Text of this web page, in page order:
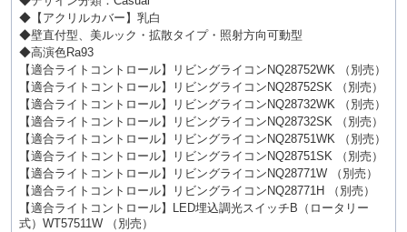
◆【アクリルカバー】乳白
◆壁直付型、美ルック・拡散タイプ・照射方向可動型
◆高演色Ra93
【適合ライトコントロール】リビングライコンNQ28752WK （別売）
【適合ライトコントロール】リビングライコンNQ28752SK （別売）
【適合ライトコントロール】リビングライコンNQ28732WK （別売）
【適合ライトコントロール】リビングライコンNQ28732SK （別売）
【適合ライトコントロール】リビングライコンNQ28751WK （別売）
【適合ライトコントロール】リビングライコンNQ28751SK （別売）
【適合ライトコントロール】リビングライコンNQ28771W （別売）
【適合ライトコントロール】リビングライコンNQ28771H （別売）
【適合ライトコントロール】LED埋込調光スイッチB（ロータリー
式）WT57511W （別売）